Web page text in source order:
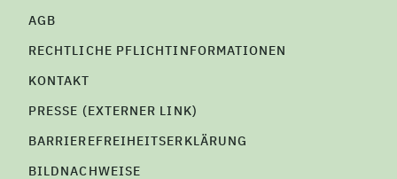
AGB
RECHTLICHE PFLICHTINFORMATIONEN
KONTAKT
PRESSE (EXTERNER LINK)
BARRIEREFREIHEITSERKLÄRUNG
BILDNACHWEISE